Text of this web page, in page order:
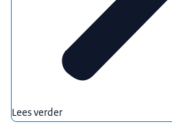
Lees verder